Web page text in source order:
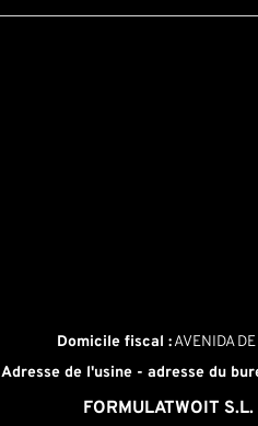
Domicile fiscal :AVENIDA
Adresse de l'usine - adresse du
FORMULATWOIT